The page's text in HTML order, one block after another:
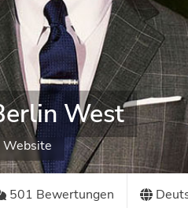
West
Website
501 Bewertungen